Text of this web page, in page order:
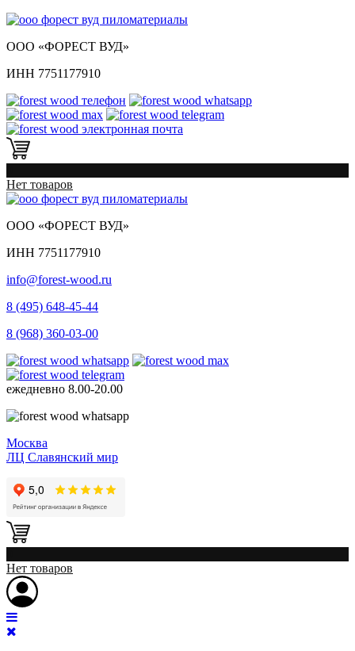
ООО «ФОРЕСТ ВУД»
ИНН 7751177910
Нет товаров
ООО «ФОРЕСТ ВУД»
ИНН 7751177910
info@forest-wood.ru
8 (495) 648-45-44
8 (968) 360-03-00
ежедневно 8.00-20.00
Москва
ЛЦ Славянский мир
Нет товаров